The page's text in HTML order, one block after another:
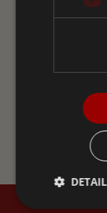
Ellio
en antwoord,